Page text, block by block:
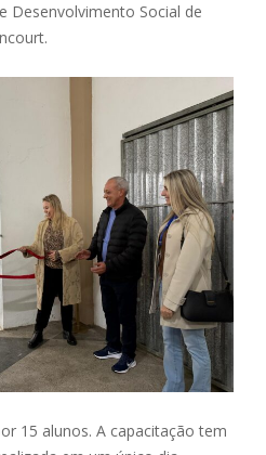
Desenvolvimento Social de
15 alunos. A capacitação tem